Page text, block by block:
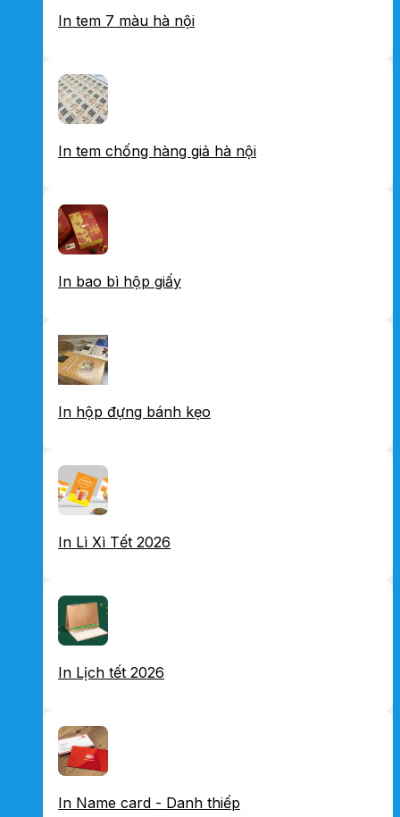
In tem 7 màu hà nội
In tem chống hàng giả hà nội
In bao bì hộp giấy
In hộp đựng bánh kẹo
In Lì Xì Tết 2026
In Lịch tết 2026
In Name card - Danh thiếp